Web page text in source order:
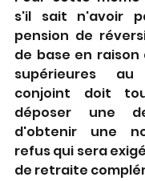
s'il sait n'avoir
pension de
de base en raison
supérieures
conjoint doit
déposer une
d'obtenir une
refus qui sera
de retraite